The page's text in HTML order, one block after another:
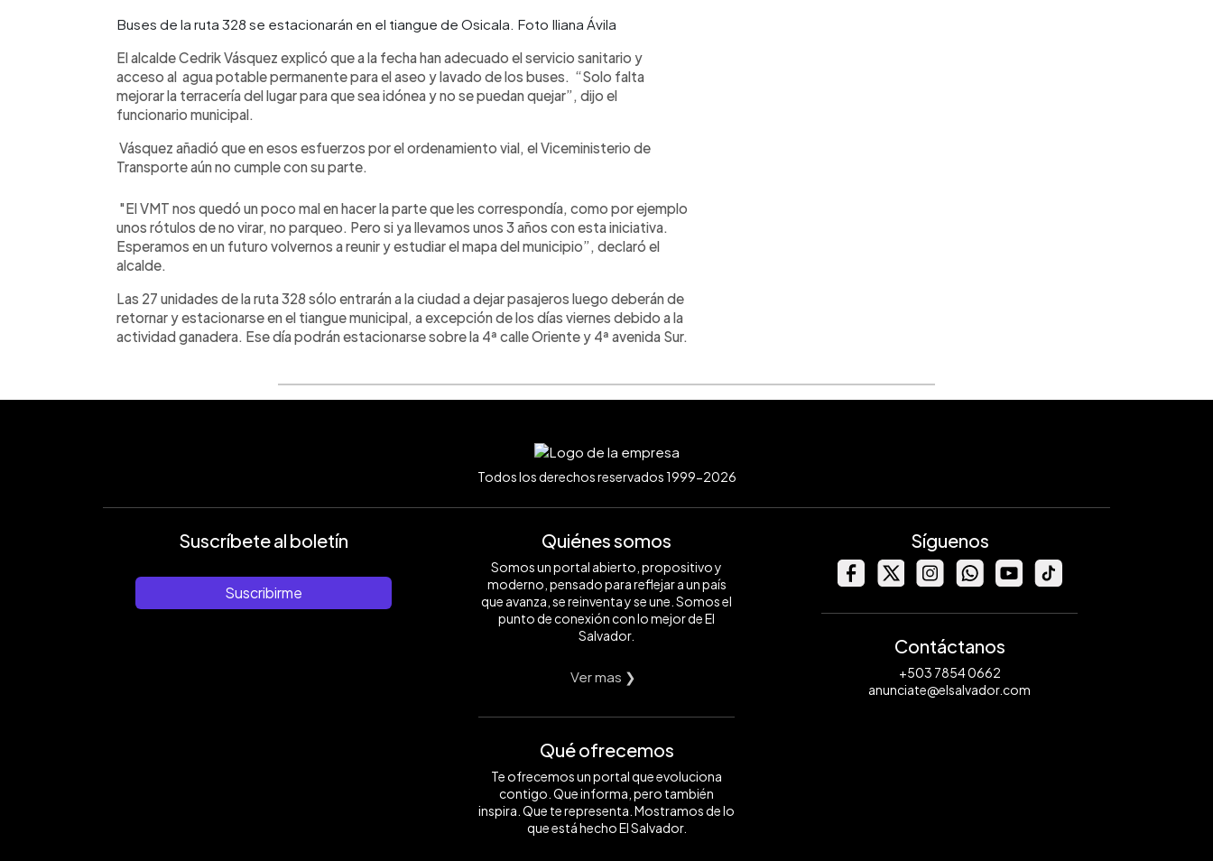
Buses de la ruta 328 se estacionarán en el tiangue de Osicala. Foto Iliana Ávila
El alcalde Cedrik Vásquez explicó que a la fecha han adecuado el servicio sanitario y
acceso al agua potable permanente para el aseo y lavado de los buses. “Solo falta
mejorar la terracería del lugar para que sea idónea y no se puedan quejar”, dijo el
funcionario municipal.
Vásquez añadió que en esos esfuerzos por el ordenamiento vial, el Viceministerio de
Transporte aún no cumple con su parte.
"El VMT nos quedó un poco mal en hacer la parte que les correspondía, como por ejemplo
unos rótulos de no virar, no parqueo. Pero si ya llevamos unos 3 años con esta iniciativa.
Esperamos en un futuro volvernos a reunir y estudiar el mapa del municipio”, declaró el
alcalde.
Las 27 unidades de la ruta 328 sólo entrarán a la ciudad a dejar pasajeros luego deberán de
retornar y estacionarse en el tiangue municipal, a excepción de los días viernes debido a la
actividad ganadera. Ese día podrán estacionarse sobre la 4ª calle Oriente y 4ª avenida Sur.
Todos los derechos reservados 1999-2026
Suscríbete al boletín
Suscribirme
Quiénes somos
Somos un portal abierto, propositivo y
moderno, pensado para reflejar a un país
que avanza, se reinventa y se une. Somos el
punto de conexión con lo mejor de El
Salvador.
Ver mas ❯
Qué ofrecemos
Te ofrecemos un portal que evoluciona
contigo. Que informa, pero también
inspira. Que te representa. Mostramos de lo
que está hecho El Salvador.
Síguenos
Contáctanos
+503 7854 0662
anunciate@elsalvador.com